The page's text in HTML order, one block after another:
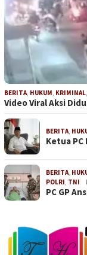
BERITA, HUKUM, KRIMINAL,
Video Viral Aksi
BERITA,
Ketua
BERITA,
POLRI, TNI
PC GP